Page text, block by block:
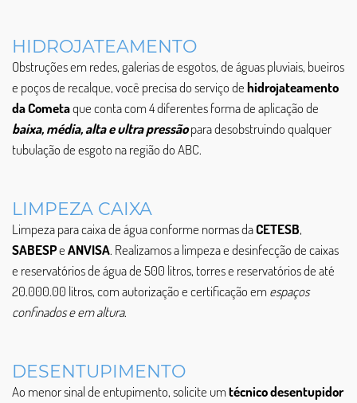
HIDROJATEAMENTO
Obstruções em redes, galerias de esgotos, de águas pluviais, bueiros
e poços de recalque, você precisa do serviço dehidrojateamento
da Cometaque conta com 4 diferentes forma de aplicação de
baixa, média, alta e ultra pressãopara desobstruindo qualquer
tubulação de esgoto na região do ABC.
LIMPEZA CAIXA
Limpeza para caixa de água conforme normas daCETESB,
SABESPeANVISA. Realizamos a limpeza e desinfecção de caixas
e reservatórios de água de 500 litros, torres e reservatórios de até
20.000.00 litros, com autorização e certificação emespaços
confinados e em altura.
DESENTUPIMENTO
Ao menor sinal de entupimento, solicite umtécnico desentupidor